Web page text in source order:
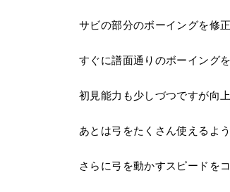
サビの部分のボーイングを修
すぐに譜面通りのボーイング
初見能力も少しづつですが向
あとは弓をたくさん使えるよ
さらに弓を動かすスピードを